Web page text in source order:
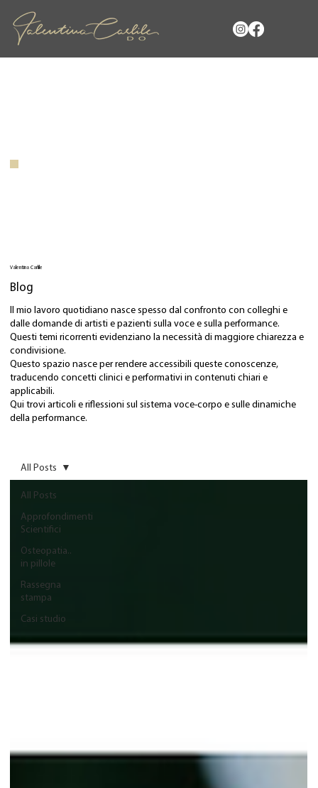
Valentina Carlile
Blog
Il mio lavoro quotidiano nasce spesso dal confronto con colleghi e
dalle domande di artisti e pazienti sulla voce e sulla performance.
Questi temi ricorrenti evidenziano la necessità di maggiore chiarezza e
condivisione.
Questo spazio nasce per rendere accessibili queste conoscenze,
traducendo concetti clinici e performativi in contenuti chiari e
applicabili.
Qui trovi articoli e riflessioni sul sistema voce-corpo e sulle dinamiche
della performance.
All Posts
Approfondimenti
Scientifici
Osteopatia..
in pillole
Rassegna
stampa
Casi studio
All Posts